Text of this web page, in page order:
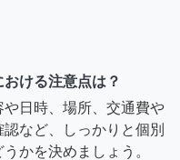
ける注意点は？
日時、場所、交通費や
など、しっかりと個別
かを決めましょう。